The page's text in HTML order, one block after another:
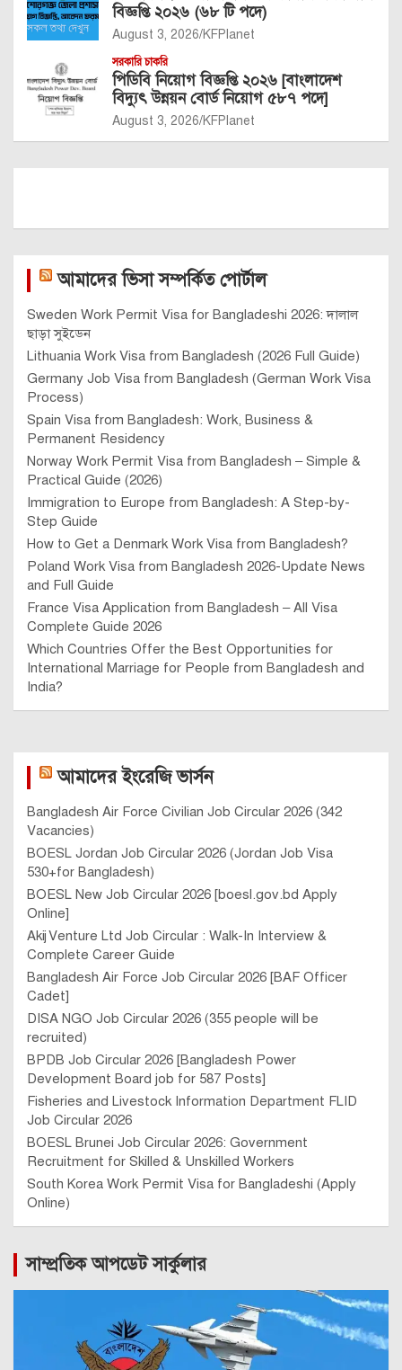
বিজ্ঞপ্তি ২০২৬ (৬৮ টি পদে)
August 3, 2026 KFPlanet
সরকারি চাকরি
পিডিবি নিয়োগ বিজ্ঞপ্তি ২০২৬ [বাংলাদেশ
বিদ্যুৎ উন্নয়ন বোর্ড নিয়োগ ৫৮৭ পদে]
August 3, 2026 KFPlanet
আমাদের ভিসা সম্পর্কিত পোর্টাল
Sweden Work Permit Visa for Bangladeshi 2026: দালাল
ছাড়া সুইডেন
Lithuania Work Visa from Bangladesh (2026 Full Guide)
Germany Job Visa from Bangladesh (German Work Visa
Process)
Spain Visa from Bangladesh: Work, Business &
Permanent Residency
Norway Work Permit Visa from Bangladesh – Simple &
Practical Guide (2026)
Immigration to Europe from Bangladesh: A Step-by-
Step Guide
How to Get a Denmark Work Visa from Bangladesh?
Poland Work Visa from Bangladesh 2026-Update News
and Full Guide
France Visa Application from Bangladesh – All Visa
Complete Guide 2026
Which Countries Offer the Best Opportunities for
International Marriage for People from Bangladesh and
India?
আমাদের ইংরেজি ভার্সন
Bangladesh Air Force Civilian Job Circular 2026 (342
Vacancies)
BOESL Jordan Job Circular 2026 (Jordan Job Visa
530+for Bangladesh)
BOESL New Job Circular 2026 [boesl.gov.bd Apply
Online]
Akij Venture Ltd Job Circular : Walk-In Interview &
Complete Career Guide
Bangladesh Air Force Job Circular 2026 [BAF Officer
Cadet]
DISA NGO Job Circular 2026 (355 people will be
recruited)
BPDB Job Circular 2026 [Bangladesh Power
Development Board job for 587 Posts]
Fisheries and Livestock Information Department FLID
Job Circular 2026
BOESL Brunei Job Circular 2026: Government
Recruitment for Skilled & Unskilled Workers
South Korea Work Permit Visa for Bangladeshi (Apply
Online)
সাম্প্রতিক আপডেট সার্কুলার